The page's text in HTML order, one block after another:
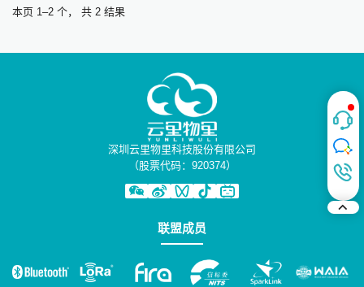
本页 1–2 个， 共 2 结果
深圳云里物里科技股份有限公司
（股票代码：920374）
联盟成员